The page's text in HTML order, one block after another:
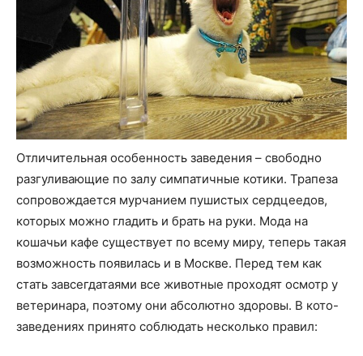
Отличительная особенность заведения – свободно
разгуливающие по залу симпатичные котики. Трапеза
сопровождается мурчанием пушистых сердцеедов,
которых можно гладить и брать на руки. Мода на
кошачьи кафе существует по всему миру, теперь такая
возможность появилась и в Москве. Перед тем как
стать завсегдатаями все животные проходят осмотр у
ветеринара, поэтому они абсолютно здоровы. В кото-
заведениях принято соблюдать несколько правил: